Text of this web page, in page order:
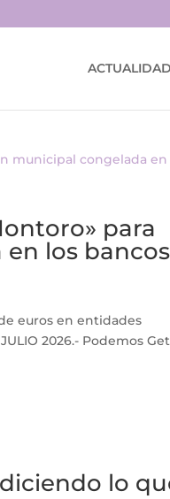
para
los bancos
euros en entidades
2026.- Podemos
lo